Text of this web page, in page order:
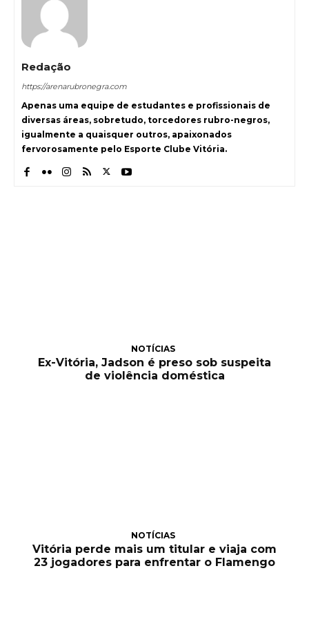
Redação
https://arenarubronegra.com
Apenas uma equipe de estudantes e profissionais de
diversas áreas, sobretudo, torcedores rubro-negros,
igualmente a quaisquer outros, apaixonados
fervorosamente pelo Esporte Clube Vitória.
NOTÍCIAS
Ex-Vitória, Jadson é preso sob suspeita
de violência doméstica
NOTÍCIAS
Vitória perde mais um titular e viaja com
23 jogadores para enfrentar o Flamengo